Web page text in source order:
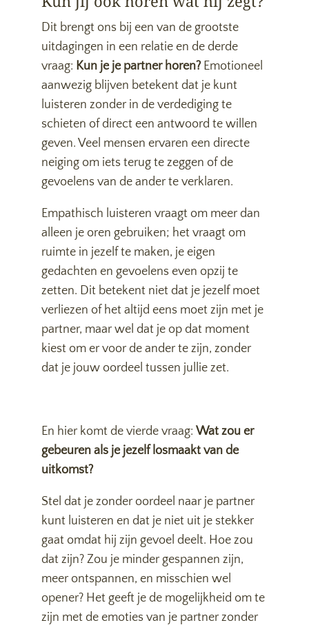
Dit brengt ons bij een van de grootste
uitdagingen in een relatie en de derde
vraag: Kun je je partner horen?Emotioneel
aanwezig blijven betekent dat je kunt
luisteren zonder in de verdediging te
schieten of direct een antwoord te willen
geven. Veel mensen ervaren een directe
neiging om iets terug te zeggen of de
gevoelens van de ander te verklaren.
Empathisch luisteren vraagt om meer dan
alleen je oren gebruiken; het vraagt om
ruimte in jezelf te maken, je eigen
gedachten en gevoelens even opzij te
zetten. Dit betekent niet dat je jezelf moet
verliezen of het altijd eens moet zijn met je
partner, maar wel dat je op dat moment
kiest om er voor de ander te zijn, zonder
dat je jouw oordeel tussen jullie zet.
En hier komt de vierde vraag: Wat zou er
gebeuren als je jezelf losmaakt van de
uitkomst?
Stel dat je zonder oordeel naar je partner
kunt luisteren en dat je niet uit je stekker
gaat omdat hij zijn gevoel deelt. Hoe zou
dat zijn? Zou je minder gespannen zijn,
meer ontspannen, en misschien wel
opener? Het geeft je de mogelijkheid om te
zijn met de emoties van je partner zonder